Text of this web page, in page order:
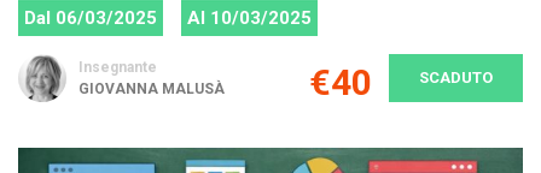
Dal 06/03/2025
Al 10/03/2025
Insegnante
GIOVANNA MALUSÀ
€40 SCADUTO